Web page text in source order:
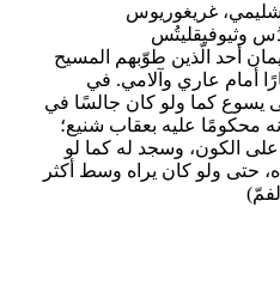
غريغوريوس
وثيوفيقليتُس
أحد الّذين طوّبهم المسيح
أمام عاري وآلامي. في
يسوع كما ولو كان جالسًا في
محكومًا عليه بعقاب شنيع؛
على الكون، وسجد له كما لو
ولو كان يراه وسط أكثر